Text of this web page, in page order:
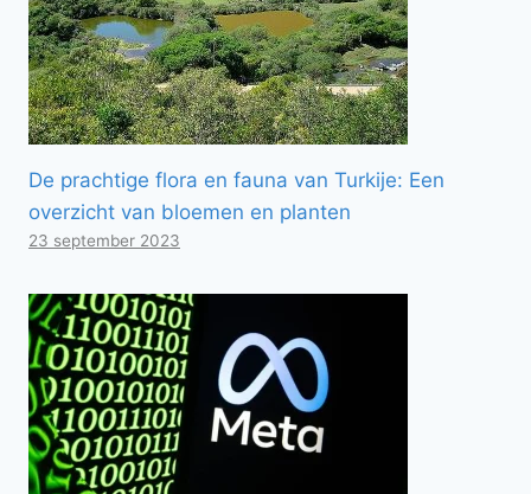
De prachtige flora en fauna van Turkije: Een
overzicht van bloemen en planten
23 september 2023